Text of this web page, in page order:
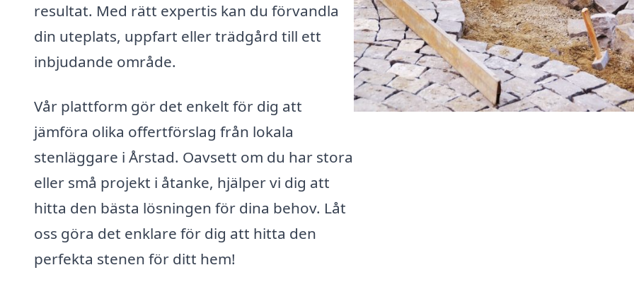
resultat. Med rätt expertis kan du förvandla
din uteplats, uppfart eller trädgård till ett
inbjudande område.
Vår plattform gör det enkelt för dig att
jämföra olika offertförslag från lokala
stenläggare i Årstad. Oavsett om du har stora
eller små projekt i åtanke, hjälper vi dig att
hitta den bästa lösningen för dina behov. Låt
oss göra det enklare för dig att hitta den
perfekta stenen för ditt hem!